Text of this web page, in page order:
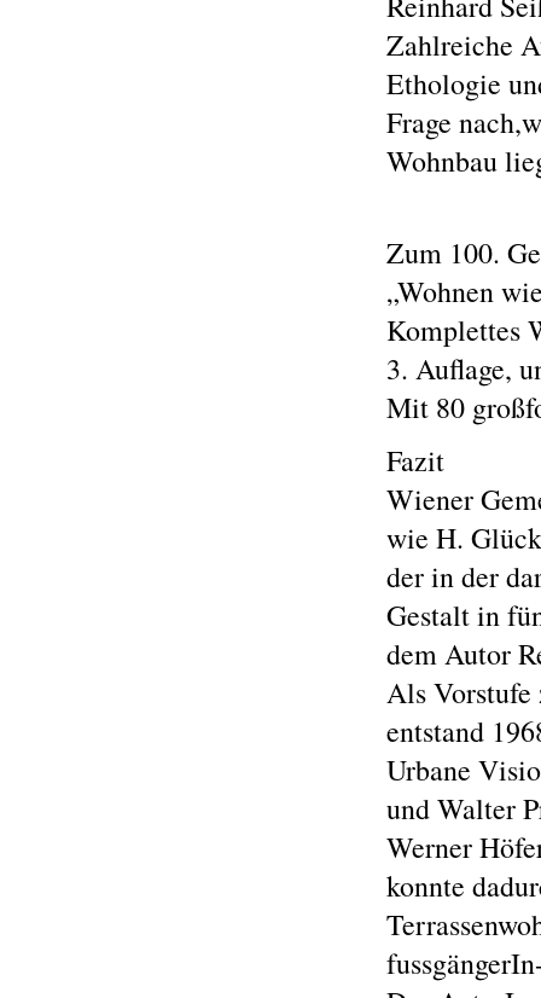
Zahlreiche
Ethologie
Frage
Wohnbau
Zum 100.
„Wohnen
Komplettes
3. Auflage,
Mit 80
Fazit
Wiener
wie H.
der in der
Gestalt in
dem Autor
Als Vorstufe
entstand
Urbane
und Walter
Werner
konnte